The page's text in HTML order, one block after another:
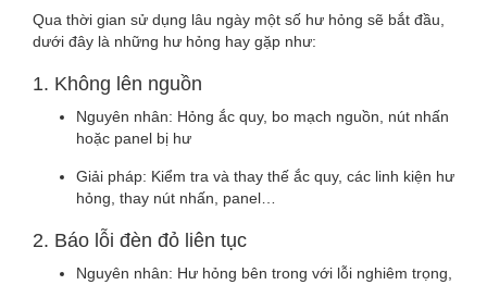
Qua thời gian sử dụng lâu ngày một số hư hỏng sẽ bắt đầu,
dưới đây là những hư hỏng hay gặp như:
1. Không lên nguồn
Nguyên nhân: Hỏng ắc quy, bo mạch nguồn, nút nhấn
hoặc panel bị hư
Giải pháp: Kiểm tra và thay thế ắc quy, các linh kiện hư
hỏng, thay nút nhấn, panel…
2. Báo lỗi đèn đỏ liên tục
Nguyên nhân: Hư hỏng bên trong với lỗi nghiêm trọng,